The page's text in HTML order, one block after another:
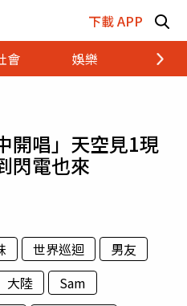
下載 APP
會 娛樂 財經
開唱」天空見1現
閃電也來
世界巡迴
男友
大陸
Sam